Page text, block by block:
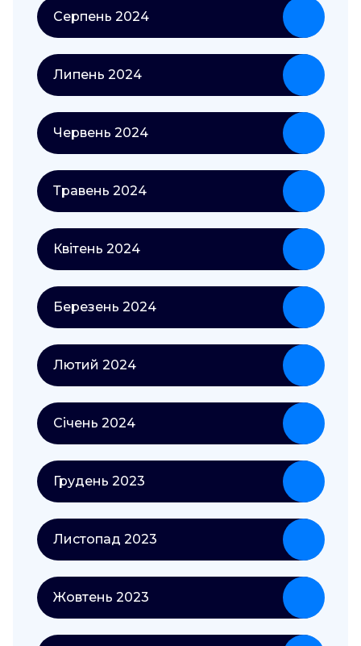
Серпень 2024
Липень 2024
Червень 2024
Травень 2024
Квітень 2024
Березень 2024
Лютий 2024
Січень 2024
Грудень 2023
Листопад 2023
Жовтень 2023